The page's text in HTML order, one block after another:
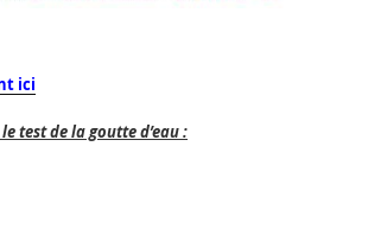
ici
testde la goutte d’eau: